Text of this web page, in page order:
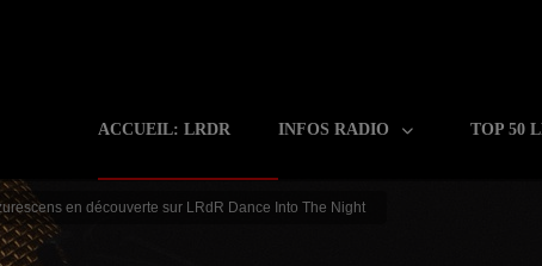
ACCUEIL: LRDR INFOS RADIO TOP 50
en découverte sur LRdR Dance Into The Night